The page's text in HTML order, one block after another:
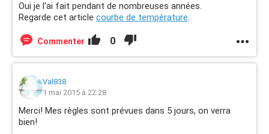
Oui je l'ai fait pendant de nombreuses années.
Regarde cet article courbe de température.
Commenter 0
Val838
1 mai 2015 à 22:28
Merci! Mes règles sont prévues dans 5 jours, on verra
bien!